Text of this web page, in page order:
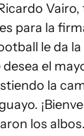
Vairo,
para la
le da
el
la
los albos.